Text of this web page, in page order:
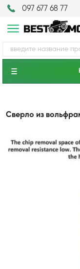
097 677 68 77
Сверло из